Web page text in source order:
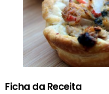
Ficha da Receita